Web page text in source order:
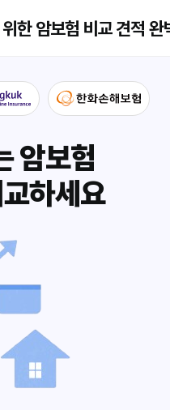
한 암보험 비교 견적 완
암보험
하세요